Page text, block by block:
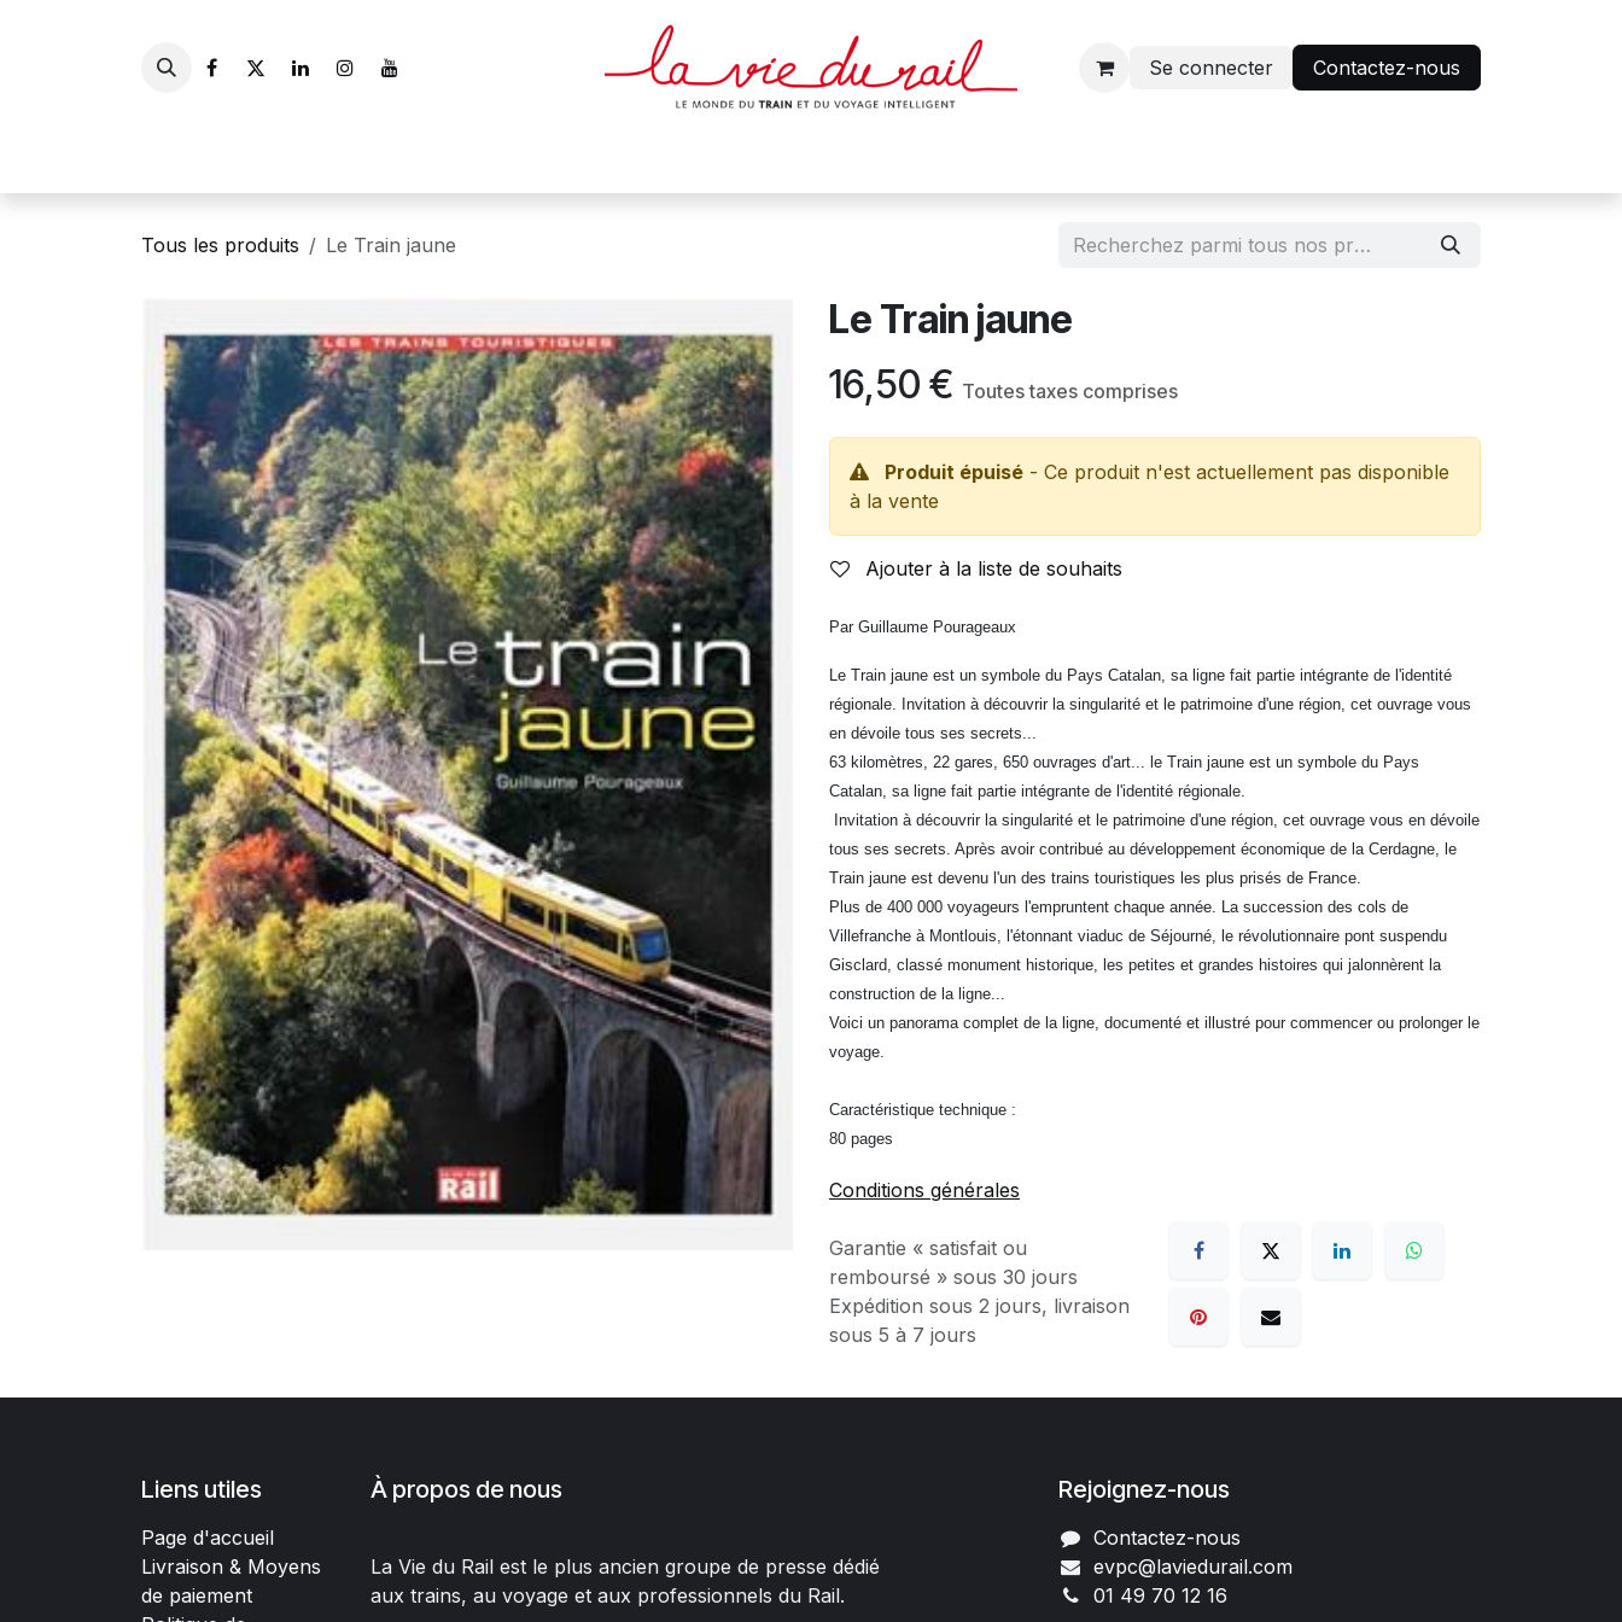
Se connecter Contactez-nous
Tous les produits Le Train jaune
Le Train jaune
16,50 € Toutes taxes comprises
Produit épuisé - Ce produit n'est actuellement pas disponible
à la vente
Ajouter à la liste de souhaits
Par Guillaume Pourageaux
Le Train jaune est un symbole du Pays Catalan, sa ligne fait partie intégrante de l'identité
régionale. Invitation à découvrir la singularité et le patrimoine d'une région, cet ouvrage vous
en dévoile tous ses secrets...
63 kilomètres, 22 gares, 650 ouvrages d'art... le Train jaune est un symbole du Pays
Catalan, sa ligne fait partie intégrante de l'identité régionale.
Invitation à découvrir la singularité et le patrimoine d'une région, cet ouvrage vous en dévoile
tous ses secrets. Après avoir contribué au développement économique de la Cerdagne, le
Train jaune est devenu l'un des trains touristiques les plus prisés de France.
Plus de 400 000 voyageurs l'empruntent chaque année. La succession des cols de
Villefranche à Montlouis, l'étonnant viaduc de Séjourné, le révolutionnaire pont suspendu
Gisclard, classé monument historique, les petites et grandes histoires qui jalonnèrent la
construction de la ligne...
Voici un panorama complet de la ligne, documenté et illustré pour commencer ou prolonger le
voyage.
Caractéristique technique :
80 pages
Conditions générales
Garantie « satisfait ou
remboursé » sous 30 jours
Expédition sous 2 jours, livraison
sous 5 à 7 jours
Liens utiles
Page d'accueil
Livraison & Moyens
de paiement
À propos de nous
La Vie du Rail est le plus ancien groupe de presse dédié
aux trains, au voyage et aux professionnels du Rail.
Rejoignez-nous
Contactez-nous
evpc@laviedurail.com
01 49 70 12 16